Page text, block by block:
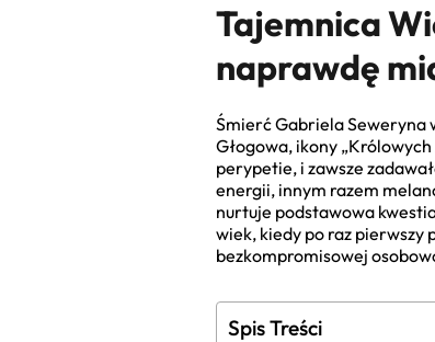
Tajemnica
naprawdę
Śmierć Gabriela Seweryna
Głogowa, ikony
perypetie, i zawsze
energii, innym razem
nurtuje podstawowa
wiek, kiedy po raz pierwszy
bezkompromisowej
Spis Treści